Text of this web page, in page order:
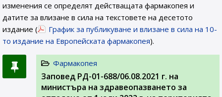
изменения се определят действащата фармакопея и
датите за влизане в сила на текстовете на десетото
издание (
График за публикуване и влизане в сила на 10-
то издание на Европейската фармакопея).
Фармакопея
Заповед РД-01-688/06.08.2021 г. на
министъра на здравеопазването за